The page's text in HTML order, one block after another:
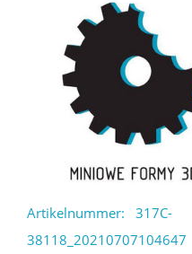
Artikelnummer:
317C-
38118_20210707104647